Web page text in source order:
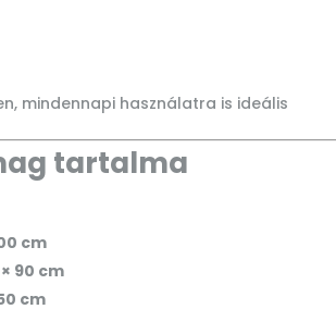
mindennapi használatra is ideális
tartalma
cm
90 cm
cm